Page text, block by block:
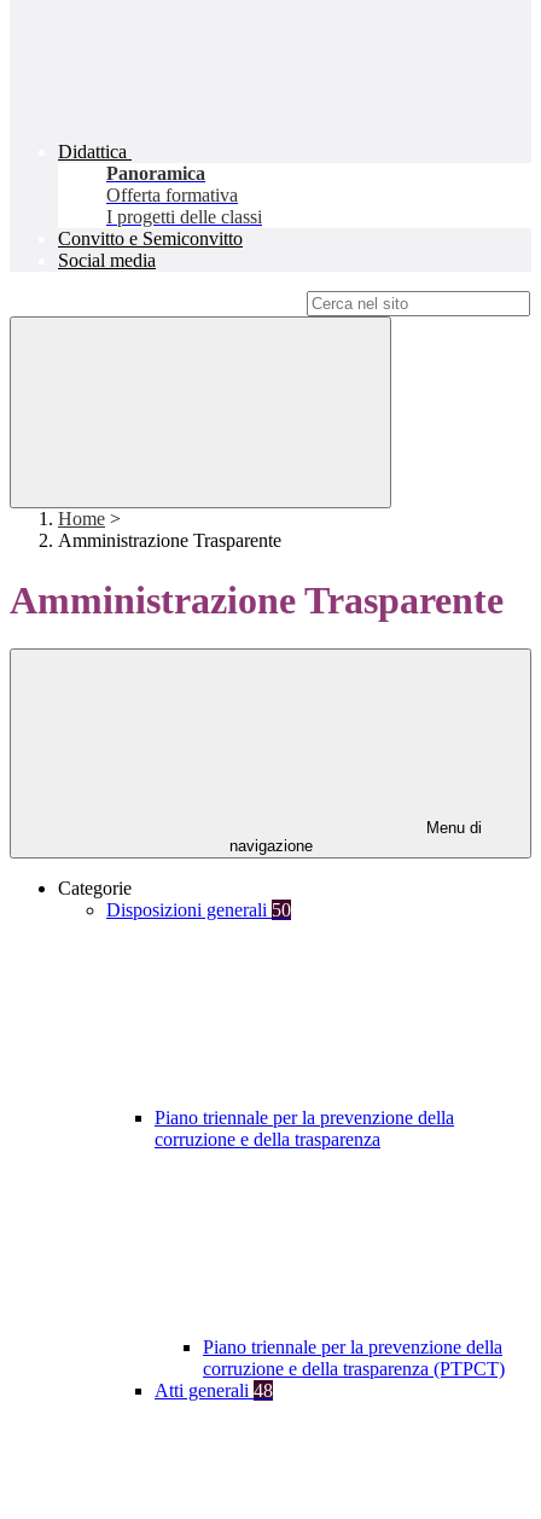
Didattica
Panoramica
Offerta formativa
I progetti delle classi
Convitto e Semiconvitto
Social media
Home >
Amministrazione Trasparente
Amministrazione Trasparente
Menu di
navigazione
Categorie
Disposizioni generali 50
Piano triennale per la prevenzione della
corruzione e della trasparenza
Piano triennale per la prevenzione della
corruzione e della trasparenza (PTPCT)
Atti generali 48